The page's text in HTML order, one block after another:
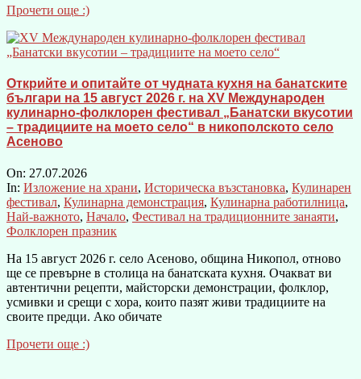
Прочети още :)
Открийте и опитайте от чудната кухня на банатските
българи на 15 август 2026 г. на XV Международен
кулинарно-фолклорен фестивал „Банатски вкусотии
– традициите на моето село“ в никополското село
Асеново
On: 27.07.2026
In: Изложение на храни, Историческа възстановка, Кулинарен
фестивал, Кулинарна демонстрация, Кулинарна работилница,
Най-важното, Начало, Фестивал на традиционните занаяти,
Фолклорен празник
На 15 август 2026 г. село Асеново, община Никопол, отново
ще се превърне в столица на банатската кухня. Очакват ви
автентични рецепти, майсторски демонстрации, фолклор,
усмивки и срещи с хора, които пазят живи традициите на
своите предци. Ако обичате
Прочети още :)